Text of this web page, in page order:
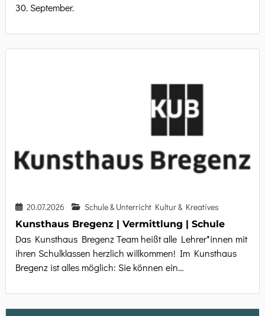
30. September.
20.07.2026
Schule & Unterricht Kultur & Kreatives
Kunsthaus Bregenz | Vermittlung | Schule
Das Kunsthaus Bregenz Team heißt alle Lehrer*innen mit
ihren Schulklassen herzlich willkommen! Im Kunsthaus
Bregenz ist alles möglich: Sie können ein…